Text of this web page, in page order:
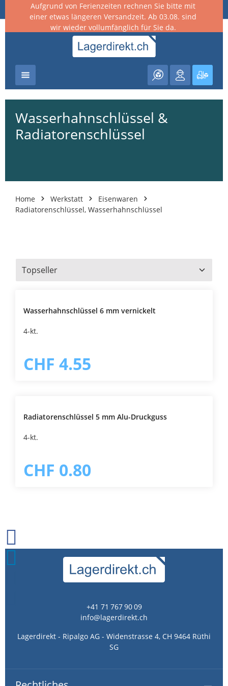
springen
Aufgrund von Ferienzeiten rechnen Sie bitte mit
einer etwas längeren Versandzeit. Ab 03.08. sind
wir wieder vollumfänglich für Sie da.
Wasserhahnschlüssel &
Radiatorenschlüssel
Home Werkstatt
Eisenwaren
Radiatorenschlüssel, Wasserhahnschlüssel
Wasserhahnschlüssel 6 mm vernickelt
4-kt.
CHF 4.55
Radiatorenschlüssel 5 mm Alu-Druckguss
4-kt.
CHF 0.80
+41 71 767 90 09
info@lagerdirekt.ch
Lagerdirekt - Ripalgo AG - Widenstrasse 4, CH 9464 Rüthi
SG